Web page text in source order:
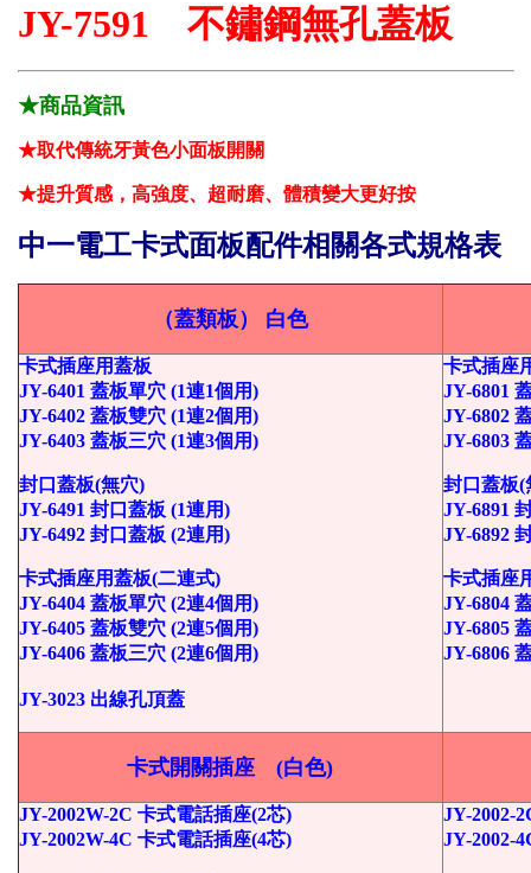
JY-7591 不鏽鋼無孔蓋板
★商品資訊
★取代傳統牙黃色小面板開關
★提升質感，高強度、超耐磨、體積變大更好按
中一電工卡式面板配件相關各式規格表
（蓋類板） 白色
卡式插座用蓋板
JY-6401 蓋板單穴 (1連1個用)
JY-6402 蓋板雙穴 (1連2個用)
JY-6403 蓋板三穴 (1連3個用)
封口蓋板(無穴)
JY-6491 封口蓋板 (1連用)
JY-6492 封口蓋板 (2連用)
卡式插座用蓋板(二連式)
JY-6404 蓋板單穴 (2連4個用)
JY-6405 蓋板雙穴 (2連5個用)
JY-6406 蓋板三穴 (2連6個用)
JY-3023 出線孔頂蓋
卡式插座
JY-6801
JY-6802
JY-6803
封口蓋板(
JY-6891
JY-6892
卡式插座
JY-6804
JY-6805
JY-6806
卡式開關插座 (白色)
JY-2002W-2C 卡式電話插座(2芯)
JY-2002W-4C 卡式電話插座(4芯)
JY-2002-
JY-2002-